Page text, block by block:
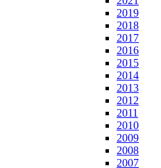
2019
2018
2017
2016
2015
2014
2013
2012
2011
2010
2009
2008
2007